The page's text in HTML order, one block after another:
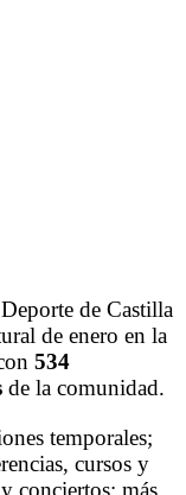
de Castilla
de enero en la
534
de la comunidad.
temporales;
cursos y
conciertos; más